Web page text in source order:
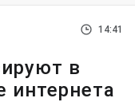
14:41
в
интернета